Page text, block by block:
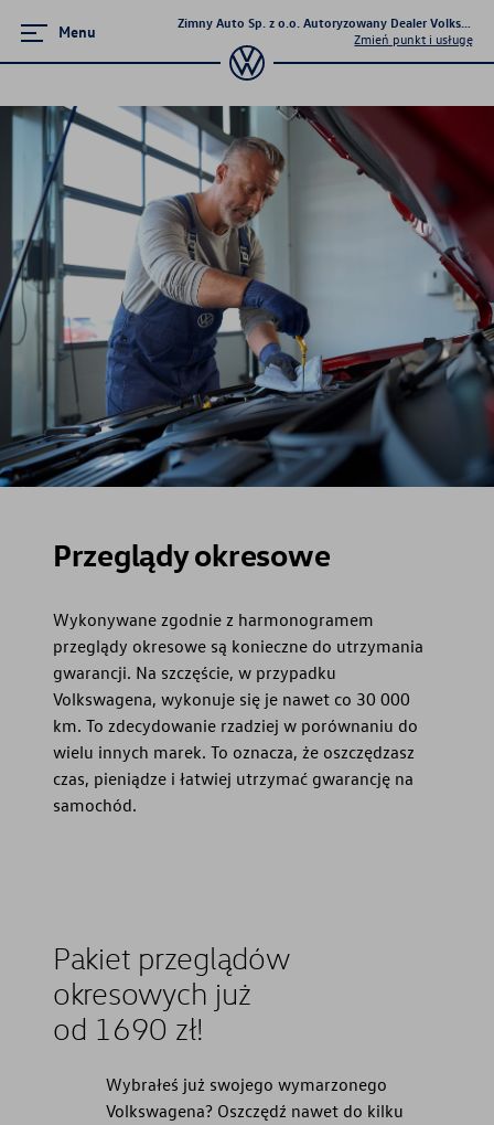
Menu
Zimny Auto Sp. z o.o. Autoryzowany Dealer
Zmień punkt i usługę
Serwis
Pakiety przeglądów okresowych
Serwis mechaniczny
Serwis blacharsko-lakierniczy
Program 4Service
Korzyści autoryzowanego
serwisowania
Oferty sezonowe
Przeglądy okresowe
Wykonywane zgodnie z harmonogramem
przeglądy okresowe są konieczne do utrzymania
gwarancji. Na szczęście, w przypadku
Volkswagena, wykonuje się je nawet co 30 000
km. To zdecydowanie rzadziej w porównaniu do
wielu innych marek. To oznacza, że oszczędzasz
czas, pieniądze i łatwiej utrzymać gwarancję na
samochód.
Pakiet przeglądów
okresowych już
od 1690 zł!
Wybrałeś już swojego wymarzonego
Volkswagena? Oszczędź nawet do kilku